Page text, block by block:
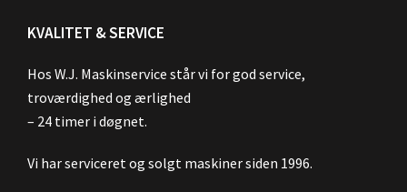
KVALITET & SERVICE
Hos W.J. Maskinservice står vi for god service,
troværdighed og ærlighed
– 24 timer i døgnet.
Vi har serviceret og solgt maskiner siden 1996.